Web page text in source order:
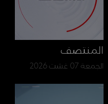
المنتصف
الجمعة 07 غشت 2026